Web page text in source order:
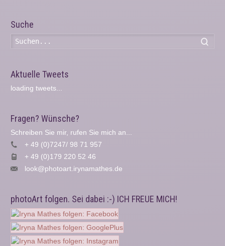
Suche
Aktuelle Tweets
loading tweets...
Fragen? Wünsche?
Schreiben Sie mir, rufen Sie mich an...
+ 49 (0)7247/ 98 71 957
+ 49 (0)179 220 52 46
look@photoart.irynamathes.de
photoArt folgen. Sei dabei :-) ICH FREUE MICH!